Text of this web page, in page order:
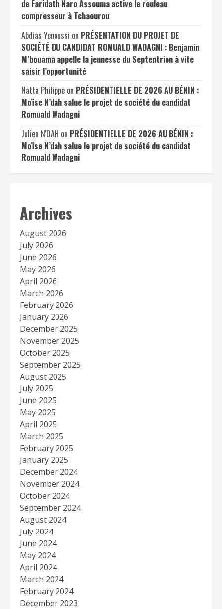
de Faridath Naro Assouma active le rouleau
compresseur à Tchaourou
Abdias Yenoussi on PRÉSENTATION DU PROJET DE
SOCIÉTÉ DU CANDIDAT ROMUALD WADAGNI : Benjamin
M’bouama appelle la jeunesse du Septentrion à vite
saisir l’opportunité
Natta Philippe on PRÉSIDENTIELLE DE 2026 AU BÉNIN :
Moïse N’dah salue le projet de société du candidat
Romuald Wadagni
Julien N'DAH on PRÉSIDENTIELLE DE 2026 AU BÉNIN :
Moïse N’dah salue le projet de société du candidat
Romuald Wadagni
Archives
August 2026
July 2026
June 2026
May 2026
April 2026
March 2026
February 2026
January 2026
December 2025
November 2025
October 2025
September 2025
August 2025
July 2025
June 2025
May 2025
April 2025
March 2025
February 2025
January 2025
December 2024
November 2024
October 2024
September 2024
August 2024
July 2024
June 2024
May 2024
April 2024
March 2024
February 2024
December 2023